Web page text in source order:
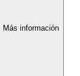
Más información